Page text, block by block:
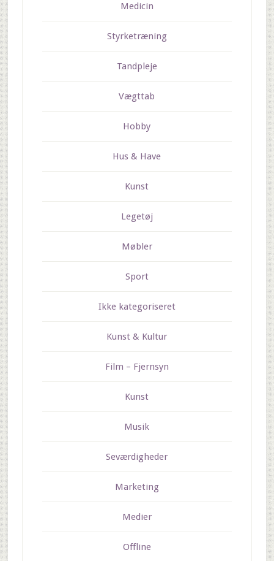
Medicin
Styrketræning
Tandpleje
Vægttab
Hobby
Hus & Have
Kunst
Legetøj
Møbler
Sport
Ikke kategoriseret
Kunst & Kultur
Film – Fjernsyn
Kunst
Musik
Seværdigheder
Marketing
Medier
Offline